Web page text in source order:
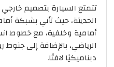
تتمتع السيارة بتصميم
أمامية وخلفية، مع خطوط
الرياضي، بالإضافة إلى
ديناميكيًا لافتًا.